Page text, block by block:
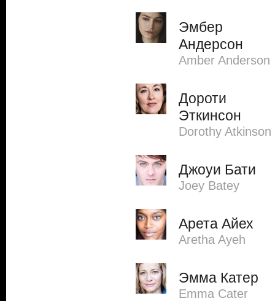
Эмбер
Андерсон
Amber Anderson
Дороти
Эткинсон
Dorothy Atkinson
Джоуи Бати
Joey Batey
Арета Айех
Aretha Ayeh
Эмма Катер
Emma Cater